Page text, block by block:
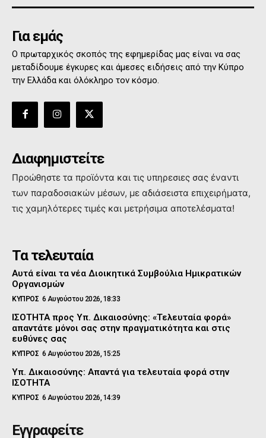
Για εμάς
Ο πρωταρχικός σκοπός της εφημερίδας μας είναι να σας
μεταδίδουμε έγκυρες και άμεσες ειδήσεις από την Κύπρο
την Ελλάδα και όλόκληρο τον κόσμο.
Διαφημιστείτε
Προώθηστε τα προϊόντα και τις υπηρεσιες σας έναντι
των παραδοσιακών μέσων, με αδιάσειστα επιχειρήματα,
τις χαμηλότερες τιμές και μετρήσιμα αποτελέσματα!
Τα τελευταία
Αυτά είναι τα νέα Διοικητικά Συμβούλια Ημικρατικών
Οργανισμών
ΚΥΠΡΟΣ 6 Αυγούστου 2026, 18:33
ΙΣΟΤΗΤΑ προς Υπ. Δικαιοσύνης: «Τελευταία φορά»
απαντάτε μόνοι σας στην πραγματικότητα και στις
ευθύνες σας
ΚΥΠΡΟΣ 6 Αυγούστου 2026, 15:25
Υπ. Δικαιοσύνης: Απαντά για τελευταία φορά στην
ΙΣΟΤΗΤΑ
ΚΥΠΡΟΣ 6 Αυγούστου 2026, 14:39
Εγγραφείτε